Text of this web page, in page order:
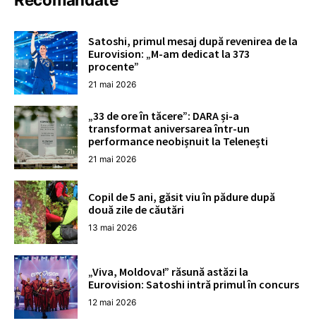
Satoshi, primul mesaj după revenirea de la
Eurovision: „M-am dedicat la 373
procente”
21 mai 2026
„33 de ore în tăcere”: DARA și-a
transformat aniversarea într-un
performance neobișnuit la Telenești
21 mai 2026
Copil de 5 ani, găsit viu în pădure după
două zile de căutări
13 mai 2026
„Viva, Moldova!” răsună astăzi la
Eurovision: Satoshi intră primul în concurs
12 mai 2026